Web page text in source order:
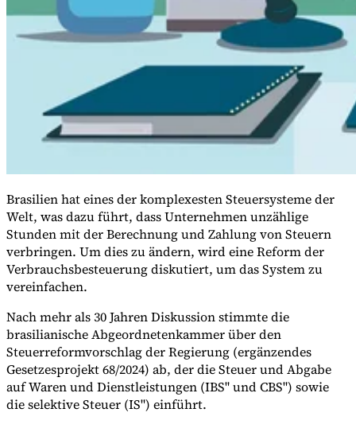
Afrika
VAT für Anfänger
Indirekte Steuern 101
Brasilien hat eines der komplexesten Steuersysteme der
Welt, was dazu führt, dass Unternehmen unzählige
Stunden mit der Berechnung und Zahlung von Steuern
verbringen. Um dies zu ändern, wird eine Reform der
Verbrauchsbesteuerung diskutiert, um das System zu
vereinfachen.
Nach mehr als 30 Jahren Diskussion stimmte die
brasilianische Abgeordnetenkammer über den
Steuerreformvorschlag der Regierung (ergänzendes
Gesetzesprojekt 68/2024) ab, der die Steuer und Abgabe
auf Waren und Dienstleistungen (IBS" und CBS") sowie
die selektive Steuer (IS") einführt.